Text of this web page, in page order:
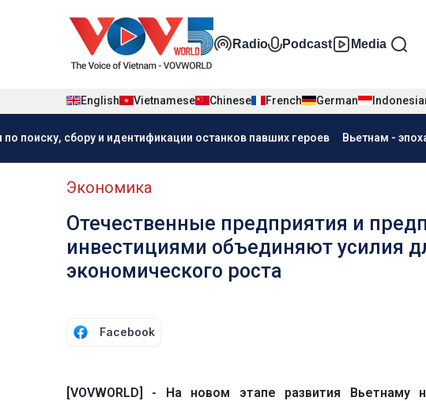
Đa phương tiện
Radio Podcast Media
English Vietnamese Chinese French German
Menu trang chủ tiếng Nga
поиску, сбору и идентификации останков павших героев Вьетнам -
menu phụ tiếng Nga
Экономика
Отечественные предприятия и
инвестициями объединяют усилия
экономического роста
Facebook
[VOVWORLD] - На новом этапе развития